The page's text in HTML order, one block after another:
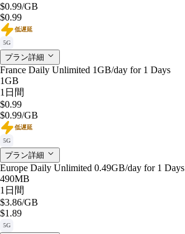
$0.99/GB
$0.99
低遅延
5G
プラン詳細
France Daily Unlimited 1GB/day for 1 Days
1GB
1日間
$0.99
$0.99/GB
低遅延
5G
プラン詳細
Europe Daily Unlimited 0.49GB/day for 1 Days
490MB
1日間
$3.86/GB
$1.89
5G